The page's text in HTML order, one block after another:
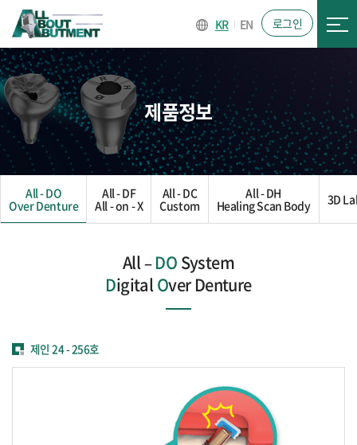
KR EN 로그인
제품정보
All - DO
Over Denture
All - DF
All - on - X
All - DC
Custom
All - DH
Healing Scan Body
3D
All –DO System
DigitalOver Denture
제인 24 - 256호